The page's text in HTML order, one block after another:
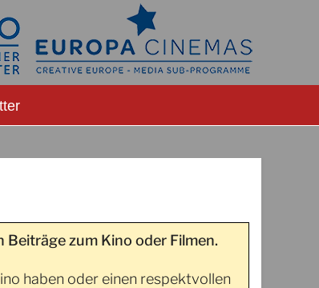
zum Kino oder Filmen.
haben oder einen respektvollen